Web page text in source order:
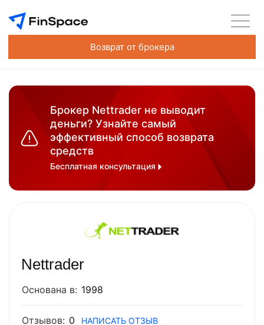
Возврат от брокера
Брокер Nettrader не выводит
деньги? Узнайте самый
эффективный способ возврата
средств
Бесплатная консультация
Nettrader
Основана в: 1998
Отзывов: 0 НАПИСАТЬ ОТЗЫВ